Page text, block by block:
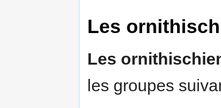
Les
Les
les groupes